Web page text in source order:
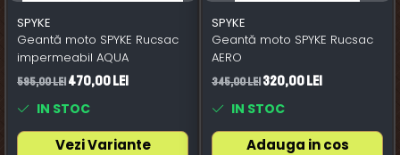
SPYKE
Geantă moto SPYKE Rucsac
impermeabil AQUA
595,00 Lei470,00 Lei
IN STOC
Vezi Variante
SPYKE
Geantă moto SPYKE Rucsac
AERO
345,00 Lei320,00 Lei
IN STOC
Adauga in cos